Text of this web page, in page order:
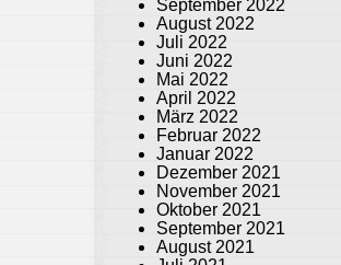
September 2022
August 2022
Juli 2022
Juni 2022
Mai 2022
April 2022
März 2022
Februar 2022
Januar 2022
Dezember 2021
November 2021
Oktober 2021
September 2021
August 2021